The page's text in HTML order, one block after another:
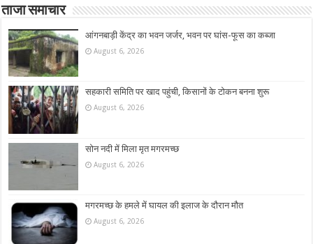
ताजा समाचार
आंगनबाड़ी केंद्र का भवन जर्जर, भवन पर घांस-फूस का कब्जा
August 6, 2026
सहकारी समिति पर खाद पहुंची, किसानों के टोकन बनना शुरू
August 6, 2026
सोन नदी में मिला मृत मगरमच्छ
August 6, 2026
मगरमच्छ के हमले में घायल की इलाज के दौरान मौत
August 6, 2026